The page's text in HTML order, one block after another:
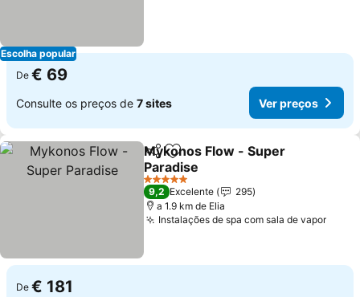
Escolha popular
De € 69
Consulte os preços de 7 sites Ver preços
PartilharAdicionar aos favoritos
Mykonos Flow - Super
Paradise
5 Estrelas
9,2 Excelente
295
a 1.9 km de Elia
Instalações de spa com sala de vapor
De € 181